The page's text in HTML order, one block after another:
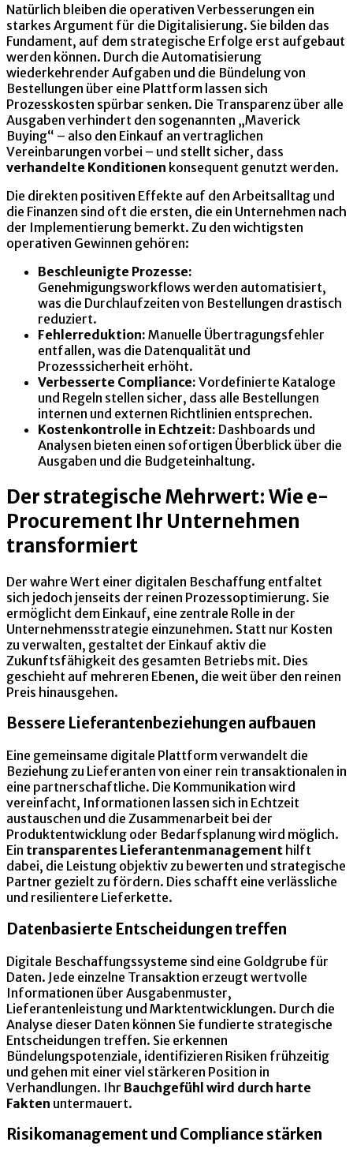
Natürlich bleiben die operativen Verbesserungen ein
starkes Argument für die Digitalisierung. Sie bilden das
Fundament, auf dem strategische Erfolge erst aufgebaut
werden können. Durch die Automatisierung
wiederkehrender Aufgaben und die Bündelung von
Bestellungen über eine Plattform lassen sich
Prozesskosten spürbar senken. Die Transparenz über alle
Ausgaben verhindert den sogenannten „Maverick
Buying“ – also den Einkauf an vertraglichen
Vereinbarungen vorbei – und stellt sicher, dass
verhandelte Konditionen konsequent genutzt werden.
Die direkten positiven Effekte auf den Arbeitsalltag und
die Finanzen sind oft die ersten, die ein Unternehmen nach
der Implementierung bemerkt. Zu den wichtigsten
operativen Gewinnen gehören:
Beschleunigte Prozesse:
Genehmigungsworkflows werden automatisiert,
was die Durchlaufzeiten von Bestellungen drastisch
reduziert.
Fehlerreduktion: Manuelle Übertragungsfehler
entfallen, was die Datenqualität und
Prozesssicherheit erhöht.
Verbesserte Compliance: Vordefinierte Kataloge
und Regeln stellen sicher, dass alle Bestellungen
internen und externen Richtlinien entsprechen.
Kostenkontrolle in Echtzeit: Dashboards und
Analysen bieten einen sofortigen Überblick über die
Ausgaben und die Budgeteinhaltung.
Der strategische Mehrwert: Wie e-
Procurement Ihr Unternehmen
transformiert
Der wahre Wert einer digitalen Beschaffung entfaltet
sich jedoch jenseits der reinen Prozessoptimierung. Sie
ermöglicht dem Einkauf, eine zentrale Rolle in der
Unternehmensstrategie einzunehmen. Statt nur Kosten
zu verwalten, gestaltet der Einkauf aktiv die
Zukunftsfähigkeit des gesamten Betriebs mit. Dies
geschieht auf mehreren Ebenen, die weit über den reinen
Preis hinausgehen.
Bessere Lieferantenbeziehungen aufbauen
Eine gemeinsame digitale Plattform verwandelt die
Beziehung zu Lieferanten von einer rein transaktionalen in
eine partnerschaftliche. Die Kommunikation wird
vereinfacht, Informationen lassen sich in Echtzeit
austauschen und die Zusammenarbeit bei der
Produktentwicklung oder Bedarfsplanung wird möglich.
Ein transparentes Lieferantenmanagement hilft
dabei, die Leistung objektiv zu bewerten und strategische
Partner gezielt zu fördern. Dies schafft eine verlässliche
und resilientere Lieferkette.
Datenbasierte Entscheidungen treffen
Digitale Beschaffungssysteme sind eine Goldgrube für
Daten. Jede einzelne Transaktion erzeugt wertvolle
Informationen über Ausgabenmuster,
Lieferantenleistung und Marktentwicklungen. Durch die
Analyse dieser Daten können Sie fundierte strategische
Entscheidungen treffen. Sie erkennen
Bündelungspotenziale, identifizieren Risiken frühzeitig
und gehen mit einer viel stärkeren Position in
Verhandlungen. Ihr Bauchgefühl wird durch harte
Fakten untermauert.
Risikomanagement und Compliance stärken